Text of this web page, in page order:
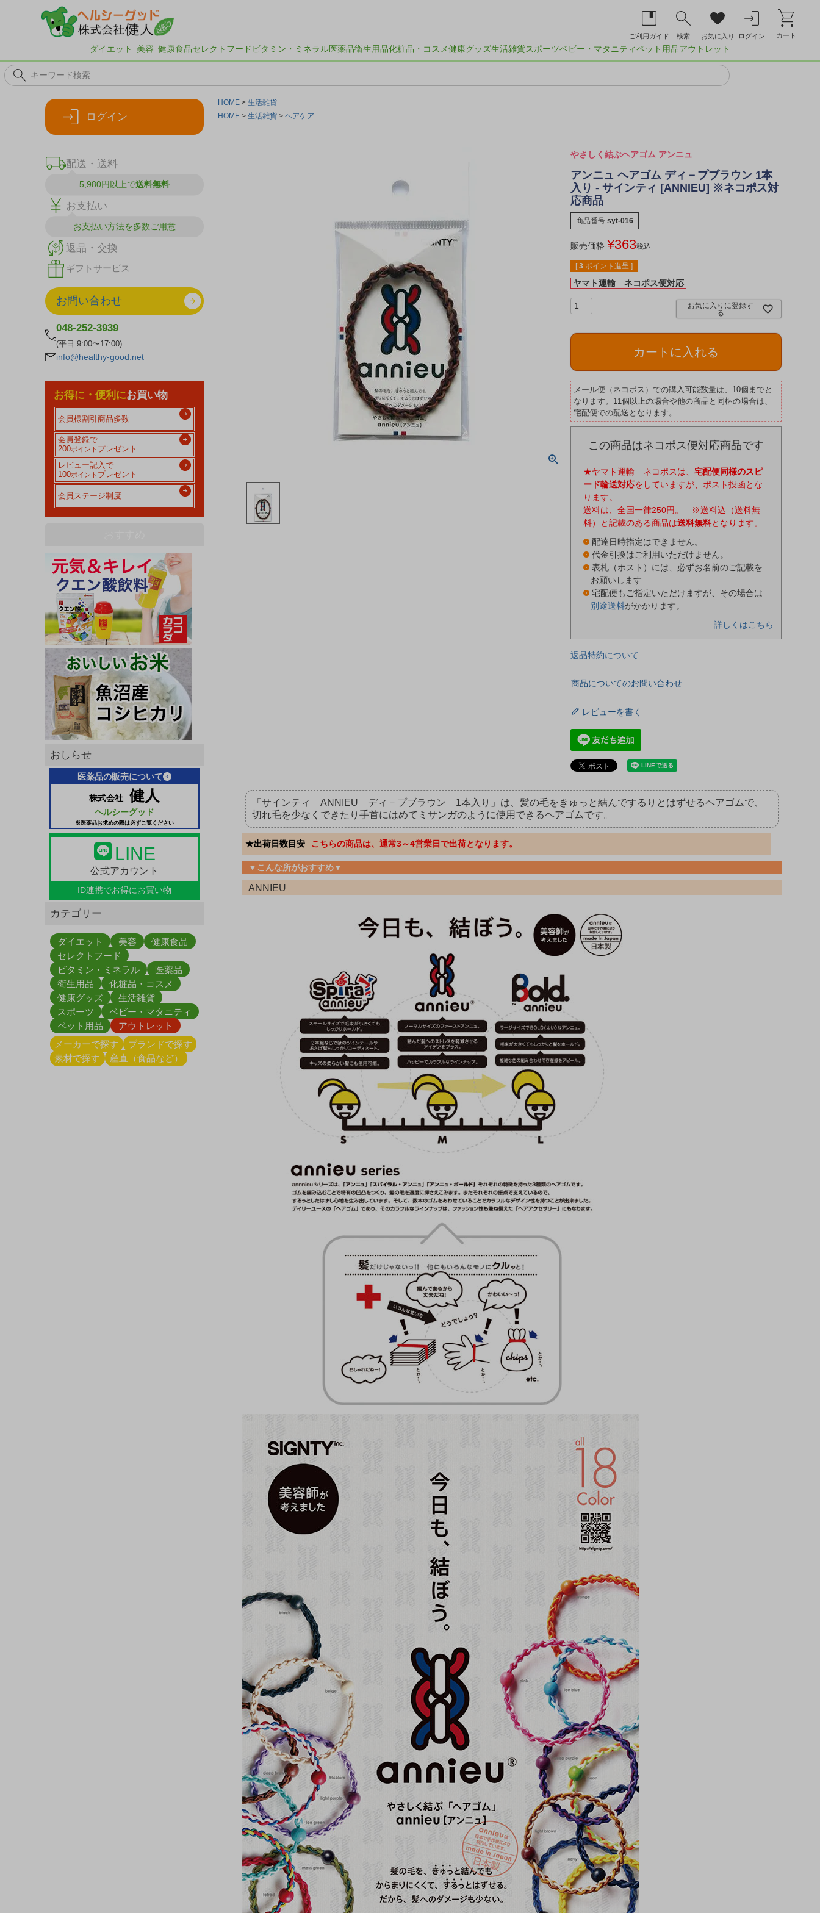
ご利用ガイド 検索 お気に入り ログイン カート
ダイエット 美容 健康食品セレクトフード ビタミン・ミネラル医薬品衛生用品化粧品・コスメ健康グッズ生活雑貨スポーツベビー・マタニティペット用品アウトレット
ログイン
配送・送料
5,980円以上で送料無料
お支払い
お支払い方法を多数ご用意
返品・交換
ギフトサービス
お問い合わせ
048-252-3939
(平日 9:00〜17:00)
info@healthy-good.net
お得に・便利にお買い物
会員様割引商品多数
会員登録で
200ポイント プレゼント
レビュー記入で
100ポイント プレゼント
会員ステージ制度
おしらせ
医薬品の販売について
株式会社 健人
ヘルシーグッド
※医薬品お求めの際は必ずご覧ください
LINE
公式アカウント
ID連携でお得にお買い物
カテゴリー
ダイエット 美容
健康食品
セレクトフード
ビタミン・ミネラル
医薬品
衛生用品
化粧品・コスメ
健康グッズ
生活雑貨
スポーツ
ベビー・マタニティ
ペット用品
アウトレット
メーカーで探す
ブランドで探す
素材で探す
産直（食品など）
HOME
生活雑貨
HOME
生活雑貨 ヘアケア
やさしく結ぶヘアゴム アンニュ
アンニュ ヘアゴム ディ－プブラウン 1本
入り - サインティ [ANNIEU] ※ネコポス対
応商品
商品番号 syt-016
販売価格 ¥363税込
[ 3 ポイント進呈 ]
ヤマト運輸 ネコポス便対応
お気に入りに登録す
る
カートに入れる
メール便（ネコポス）での購入可能数量は、10個までと
なります。11個以上の場合や他の商品と同梱の場合は、
宅配便での配送となります。
この商品はネコポス便対応商品です
★ヤマト運輸 ネコポスは、宅配便同様のスピ
ード輸送対応をしていますが、ポスト投函とな
ります。
送料は、全国一律250円。 ※送料込（送料無
料）と記載のある商品は送料無料となります。
配達日時指定はできません。
代金引換はご利用いただけません。
表札（ポスト）には、必ずお名前のご記載を
お願いします
宅配便もご指定いただけますが、その場合は
別途送料がかかります。
詳しくはこちら
返品特約について
商品についてのお問い合わせ
レビューを書く
「サインティ ANNIEU ディ－プブラウン 1本入り」は、髪の毛をきゅっと結んでするりとはずせるヘアゴムで、
切れ毛を少なくできたり手首にはめてミサンガのように使用できるヘアゴムです。
★出荷日数目安 こちらの商品は、通常3～4営業日で出荷となります。
▼こんな所がおすすめ▼
ANNIEU